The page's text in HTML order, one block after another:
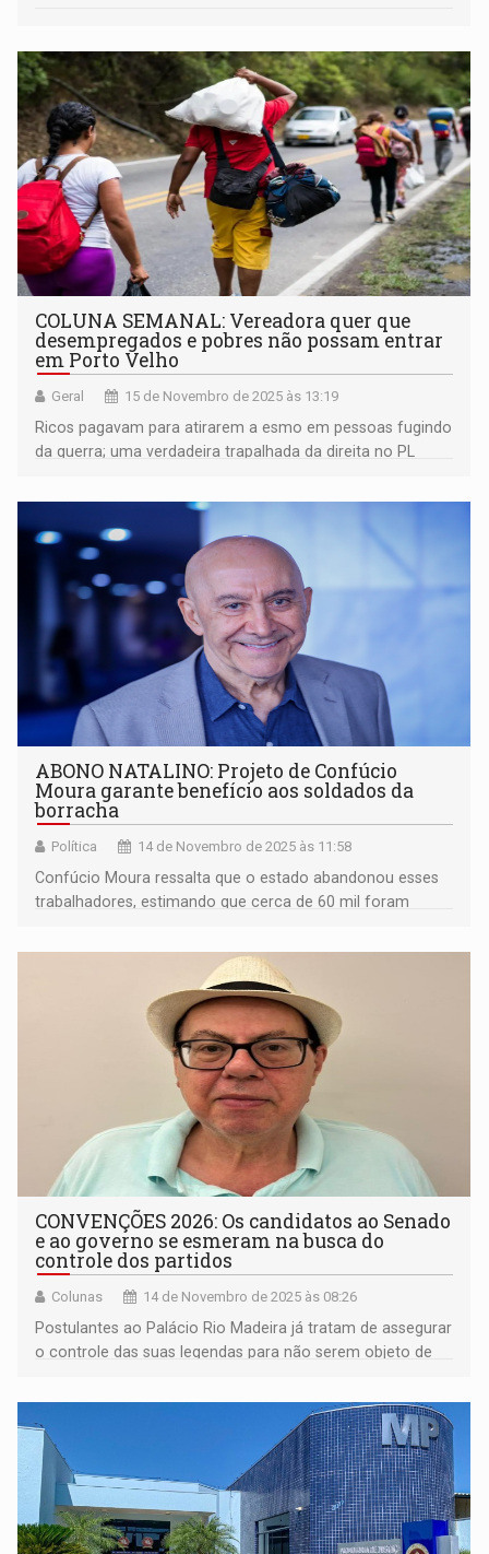
COLUNA SEMANAL: Vereadora quer que
desempregados e pobres não possam entrar
em Porto Velho
Geral 15 de Novembro de 2025 às 13:19
Ricos pagavam para atirarem a esmo em pessoas fugindo
da guerra; uma verdadeira trapalhada da direita no PL
político para 2026; Léo Moraes foi na COP, em Belém, e
ABONO NATALINO: Projeto de Confúcio
Moura garante benefício aos soldados da
borracha
Política 14 de Novembro de 2025 às 11:58
Confúcio Moura ressalta que o estado abandonou esses
trabalhadores, estimando que cerca de 60 mil foram
CONVENÇÕES 2026: Os candidatos ao Senado
e ao governo se esmeram na busca do
controle dos partidos
Colunas 14 de Novembro de 2025 às 08:26
Postulantes ao Palácio Rio Madeira já tratam de assegurar
o controle das suas legendas para não serem objeto de